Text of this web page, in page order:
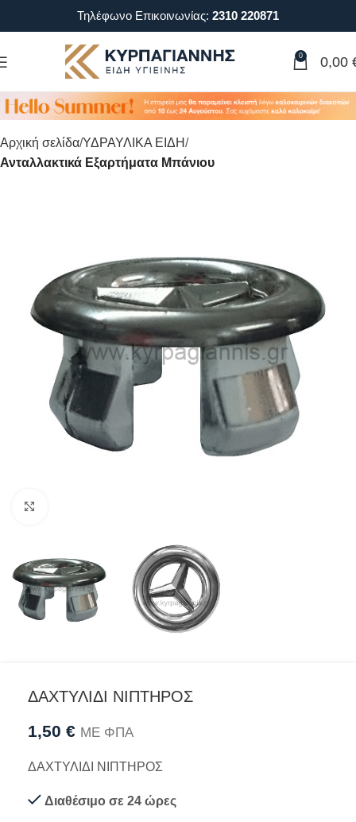
Τηλέφωνο Επικοινωνίας: 2310 220871
0 0,00
Αρχική σελίδα ΥΔΡΑΥΛΙΚΑ ΕΙΔΗ
Ανταλλακτικά Εξαρτήματα Μπάνιου
ΔΑΧΤΥΛΙΔΙ ΝΙΠΤΗΡΟΣ
1,50 € ΜΕ ΦΠΑ
ΔΑΧΤΥΛΙΔΙ ΝΙΠΤΗΡΟΣ
Διαθέσιμο σε 24 ώρες